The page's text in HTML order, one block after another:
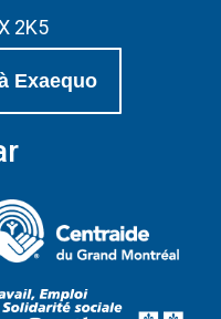
2K5
Exaequo